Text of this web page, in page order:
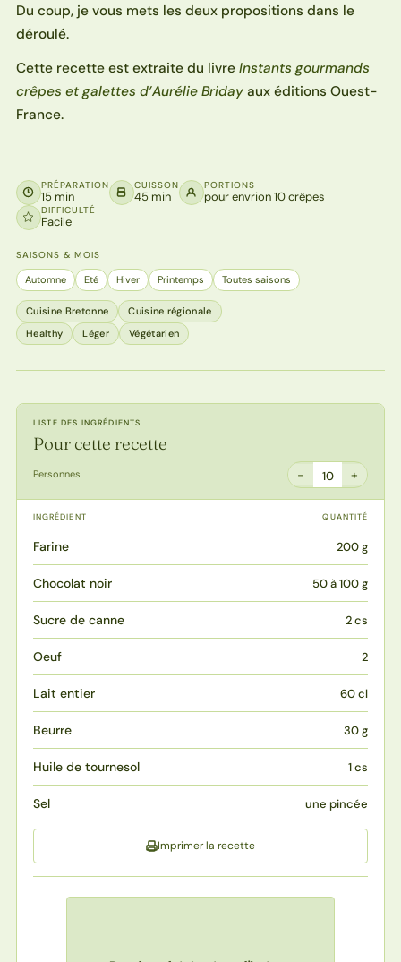
Du coup, je vous mets les deux propositions dans le
déroulé.
Cette recette est extraite du livre Instants gourmands
crêpes et galettes d’Aurélie Bridayaux éditions Ouest-
France.
PRÉPARATION
15 min
CUISSON
45 min
PORTIONS
pour envrion 10 crêpes
DIFFICULTÉ
Facile
SAISONS & MOIS
Automne Eté Hiver Printemps Toutes saisons
Cuisine Bretonne
Cuisine régionale
Healthy
Léger Végétarien
LISTE DES INGRÉDIENTS
Pour cette recette
Personnes − 10 +
INGRÉDIENT QUANTITÉ
Farine 200 g
Chocolat noir 50 à 100 g
Sucre de canne 2 cs
Oeuf 2
Lait entier 60 cl
Beurre 30 g
Huile de tournesol 1 cs
Sel une pincée
Imprimer la recette